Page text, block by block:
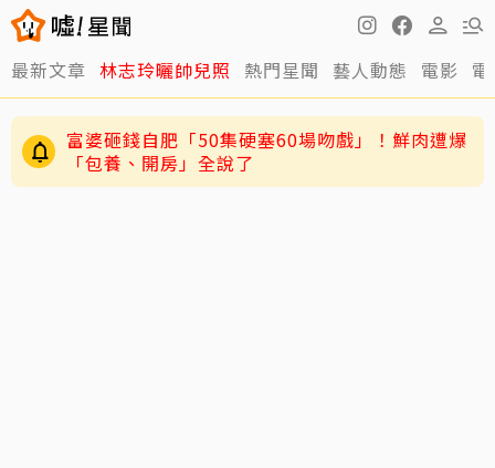
最新文章 林志玲曬帥兒照 熱門星聞 藝人動態 電影
富婆砸錢自肥「50集硬塞60場吻戲」！鮮肉遭爆
「包養、開房」全說了